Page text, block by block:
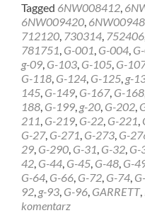
Tagged 6NW008412,
6NW009420,
712120, 730314, 752406
781751, G-001, G-004,
g-09, G-103, G-105, G-
G-118, G-124, G-125, g-
145, G-149, G-167, G-168
188, G-199, g-20, G-202,
211, G-219, G-22, G-221,
G-27, G-271, G-273, G-
29, G-290, G-31, G-32, G-
42, G-44, G-45, G-48, G-
G-64, G-66, G-72, G-74,
92, g-93, G-96, GARRETT,
komentarz